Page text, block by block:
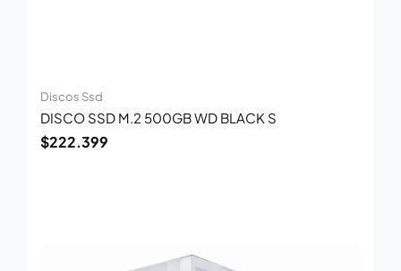
Discos Ssd
DISCO SSD M.2 500GB WD BLACK S
$222.399